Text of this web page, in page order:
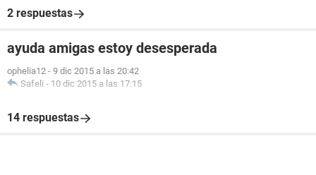
2 respuestas
ayuda amigas estoy desesperada
ophelia12 - 9 dic 2015 a las 20:42
Safeli - 10 dic 2015 a las 17:15
14 respuestas